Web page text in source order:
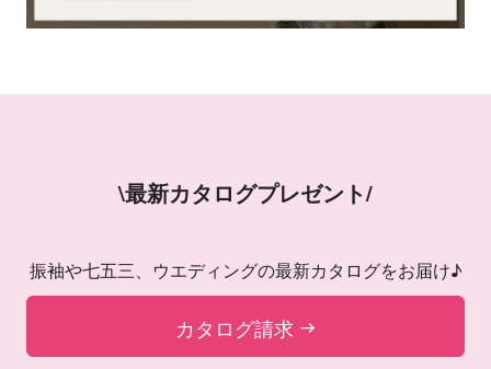
\最新カタログプレゼント/
振袖や七五三、ウエディングの最新カタログをお届け♪
カタログ請求